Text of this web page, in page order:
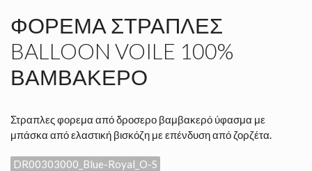
ΦΌΡΕΜΑ ΣΤΡΆΠΛΕΣ
BALLOON VOILE 100%
ΒΑΜΒΑΚΕΡΌ
Στραπλες φορεμα από δροσερο βαμβακερό ύφασμα με
μπάσκα από ελαστική βισκόζη με επένδυση από ζορζέτα.
DR00303000_Blue-Royal_O-S